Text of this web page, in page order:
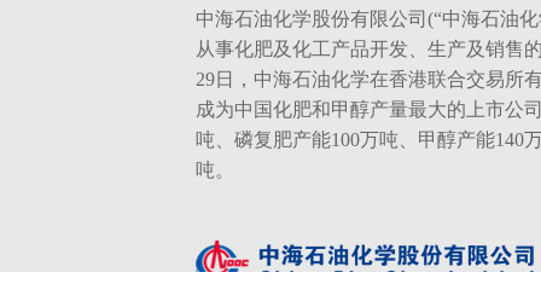
中海石油化学股份有限公司(“中海石油
从事化肥及化工产品开发、生产及销售
29日，中海石油化学在香港联合交易所
成为中国化肥和甲醇产量最大的上市公
吨、磷复肥产能100万吨、甲醇产能140
吨。